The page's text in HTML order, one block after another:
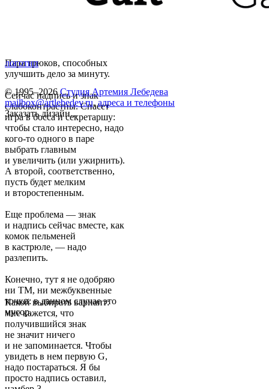
Пара трюков, способных
улучшить дело за минуту.
Сейчас надпись и знак
слабоконтрастны. Спасет
игра в босса и секретаршу:
чтобы стало интересно, надо
кого-то одного в паре
выбрать главным
и увеличить (или ужирнить).
А второй, соответственно,
пусть будет мелким
и второстепенным.
Еще проблема — знак
и надпись сейчас вместе, как
комок пельменей
в кастрюле, — надо
разлепить.
Конечно, тут я не одобряю
ни ТМ, ни межбуквенные
точки: в данном случае это
мусор.
Какой выбирать вариант:
мне кажется, что
получившийся знак
не значит ничего
и не запоминается. Чтобы
увидеть в нем первую G,
надо постараться. Я бы
просто надпись оставил,
логотип
© 1995–2026 Студия Артемия Лебедева
mailbox@artlebedev.ru, адреса и телефоны
Заказать дизайн...